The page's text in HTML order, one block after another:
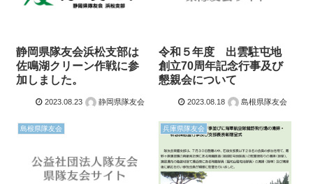
静岡県隊友会浜松支部は
佐鳴湖クリーン作戦に参
加しました。
2023.08.23 静岡県隊友会
令和５年度 出雲駐屯地
創立70周年記念行事及び
懇親会について
2023.08.18 島根県隊友会
島根県隊友会 兵庫県隊友会